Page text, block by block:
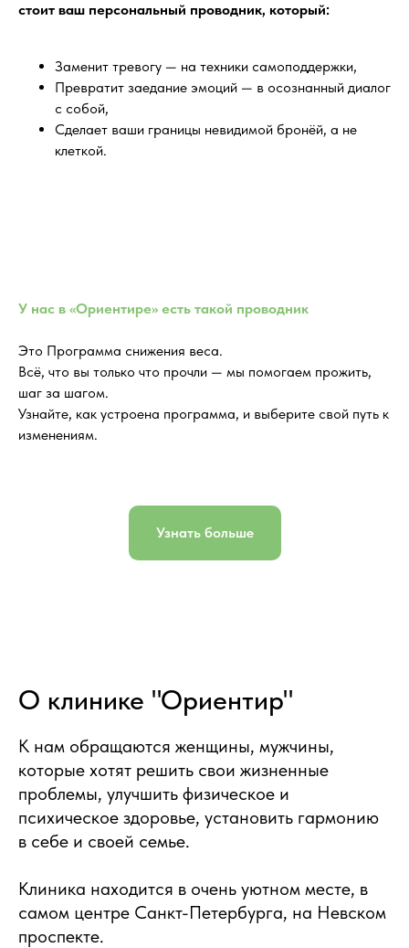
стоит ваш персональный проводник, который:
Заменит тревогу — на техники самоподдержки,
Превратит заедание эмоций — в осознанный диалог
с собой,
Сделает ваши границы невидимой бронёй, а не
клеткой.
У нас в «Ориентире» есть такой проводник
Это Программа снижения веса.
Всё, что вы только что прочли — мы помогаем прожить,
шаг за шагом.
Узнайте, как устроена программа, и выберите свой путь к
изменениям.
Узнать больше
О клинике "Ориентир"
К нам обращаются женщины, мужчины,
которые хотят решить свои жизненные
проблемы, улучшить физическое и
психическое здоровье, установить гармонию
в себе и своей семье.
Клиника находится в очень уютном месте, в
самом центре Санкт-Петербурга, на Невском
проспекте.